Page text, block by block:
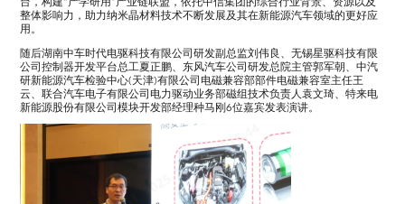
整体影响力，助力纳米晶材料技术不断发展及其在新能源汽车领域的更好应
用。
随后湖南中车时代电驱科技有限公司研发副总监刘伟良、无锡星驱科技有限
公司控制器开发平台总工夏正鹏、东风汽车公司研发总院主管郭军朝、中汽
研新能源汽车检验中心(天津)有限公司电磁兼容部部件电磁兼容室主任王
云、联合汽车电子有限公司电力驱动业务部磁组技术负责人袁文琦、特来电
新能源股份有限公司模块开发部经理种马刚6位嘉宾发表演讲。